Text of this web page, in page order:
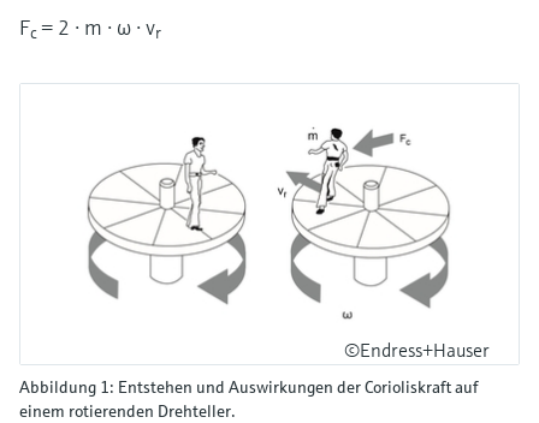
Fc= 2 ⋅ m ⋅ ω ⋅ vr
©Endress+Hauser
Abbildung 1: Entstehen und Auswirkungen der Corioliskraft auf
einem rotierenden Drehteller.